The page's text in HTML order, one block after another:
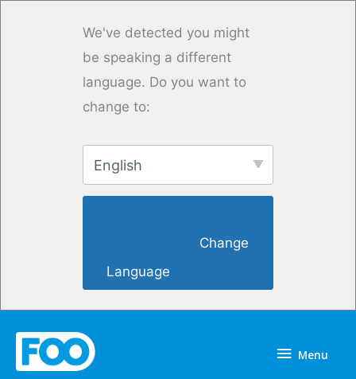
We've detected you might
be speaking a different
language. Do you want to
change to:
English
Language
Menu